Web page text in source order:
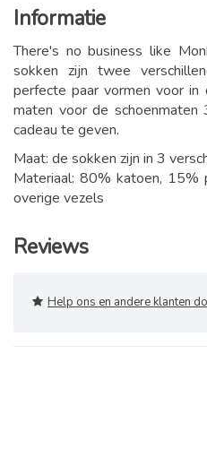
Informatie
There's no business like
sokken zijn twee
perfecte paar vormen voor in
maten voor de
cadeau te geven.
Maat: de sokken zijn in 3
Materiaal: 80% katoen, 15%
overige vezels
Reviews
Help ons en andere klanten